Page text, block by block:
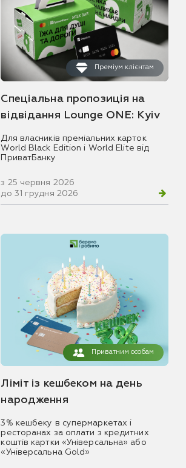
Преміум клієнтам
Спеціальна пропозиція на
відвідання Lounge ONE: Kyiv
Для власників преміальних карток
World Black Edition і World Elite від
ПриватБанку
з 25 червня 2026
до 31 грудня 2026
Приватним особам
Ліміт із кешбеком на день
народження
3% кешбеку в супермаркетах і
ресторанах за оплати з кредитних
коштів картки «Універсальна» або
«Універсальна Gold»